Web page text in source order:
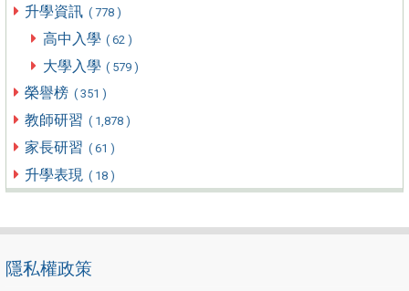
升學資訊 ( 778 )
高中入學 ( 62 )
大學入學 ( 579 )
榮譽榜 ( 351 )
教師研習 ( 1,878 )
家長研習 ( 61 )
升學表現 ( 18 )
隱私權政策